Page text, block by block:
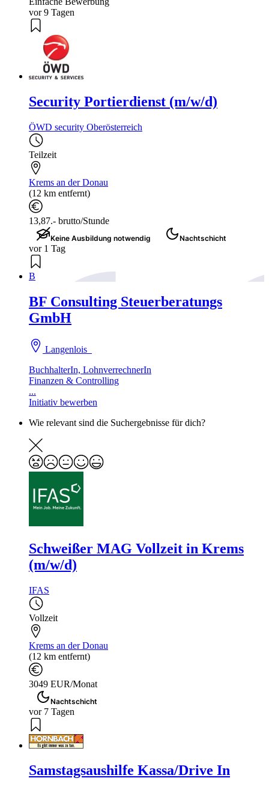
vor 9 Tagen
Security Portierdienst (m/w/d)
ÖWD security Oberösterreich
Teilzeit
Krems an der Donau
(12 km entfernt)
13,87.- brutto/Stunde
Keine Ausbildung notwendig Nachtschicht
vor 1 Tag
B
BF Consulting Steuerberatungs
GmbH
Langenlois
BuchhalterIn, LohnverrechnerIn
Finanzen & Controlling
...
Initiativ bewerben
Wie relevant sind die Suchergebnisse für dich?
Schweißer MAG Vollzeit in Krems
(m/w/d)
IFAS
Vollzeit
Krems an der Donau
(12 km entfernt)
3049 EUR/Monat
Nachtschicht
vor 7 Tagen
Samstagsaushilfe Kassa/Drive In